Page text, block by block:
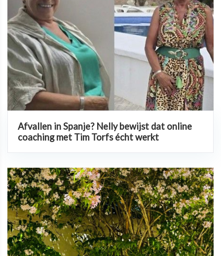
Afvallen in Spanje? Nelly bewijst dat online
coaching met Tim Torfs écht werkt